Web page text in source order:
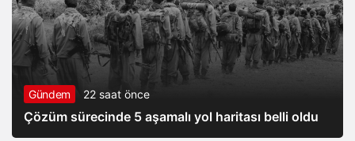
Gündem 22 saat önce
Çözüm sürecinde 5 aşamalı yol haritası belli oldu